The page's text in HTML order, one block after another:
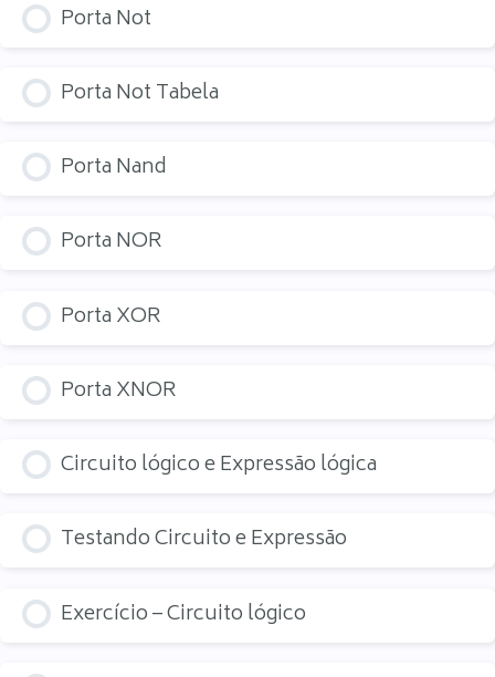
Porta Not
Porta Not Tabela
Porta Nand
Porta NOR
Porta XOR
Porta XNOR
Circuito lógico e Expressão lógica
Testando Circuito e Expressão
Exercício – Circuito lógico